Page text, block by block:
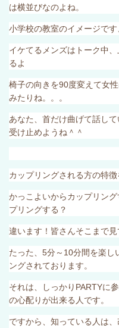
は横並びなのよね。
小学校の教室のイメージです
イケてるメンズはトーク中
るよ
椅子の向きを90度変えて女
みたりね。。。
あなた、首だけ曲げて話し
受け止めようね＾＾
カップリングされる方の特
かっこよいからカップリン
プリングする？
違います！皆さんそこまで見
たった、 5分～ 10分間を楽し
ングされております。
それは、しっかり PARTYに
の心配りが出来る人です。
ですから、知っている人は